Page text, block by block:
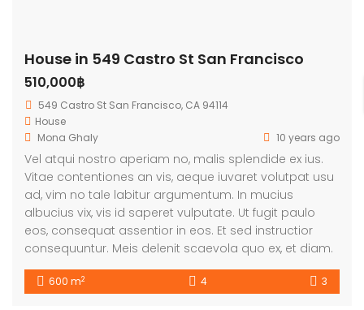
House in 549 Castro St San Francisco
510,000฿
549 Castro St San Francisco, CA 94114
House
Mona Ghaly
10 years ago
Vel atqui nostro aperiam no, malis splendide ex ius.
Vitae contentiones an vis, aeque iuvaret volutpat usu
ad, vim no tale labitur argumentum. In mucius
albucius vix, vis id saperet vulputate. Ut fugit paulo
eos, consequat assentior in eos. Et sed instructior
consequuntur. Meis delenit scaevola quo ex, et diam.
600 m2 4 3